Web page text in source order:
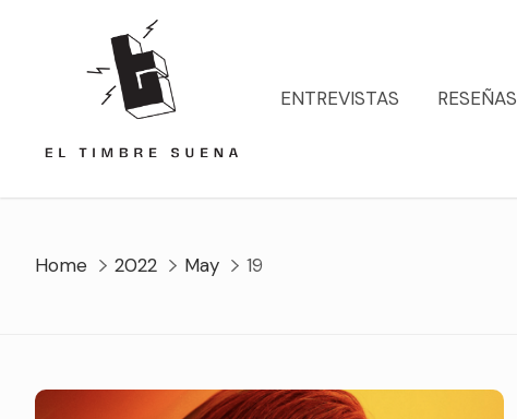
ENTREVISTAS
RESEÑAS
Home 2022 May 19